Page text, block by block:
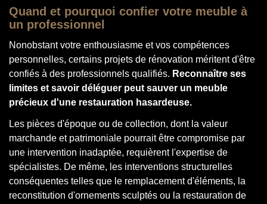
Quand et pourquoi confier votre meuble à
un professionnel
Nonobstant votre enthousiasme et vos compétences
personnelles, certains projets de rénovation méritent d'être
confiés à des professionnels qualifiés. Reconnaître ses
limites et savoir déléguer peut sauver un meuble
précieux d'une restauration hasardeuse.
Les pièces d'époque ou de collection, dont la valeur
marchande et patrimoniale pourrait être compromise par
une intervention inadaptée, requièrent l'expertise de
spécialistes. De même, les interventions structurelles
conséquentes telles que le remplacement d'éléments, la
reconstitution d'ornements sculptés ou la restauration de